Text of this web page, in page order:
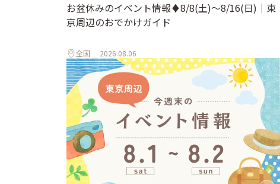
お盆休みのイベント情報♦︎8/8(土)〜8/16(日)｜東
京周辺のおでかけガイド
全国 2026.08.06